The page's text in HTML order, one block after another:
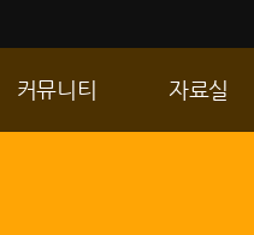
커뮤니티 자료실